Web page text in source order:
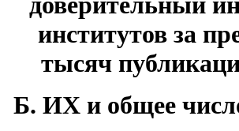
институтов за
тысяч
Б. ИХ и общее